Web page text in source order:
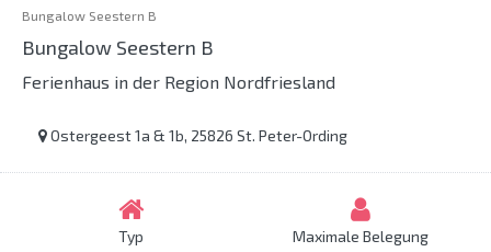
Bungalow Seestern B
Bungalow Seestern B
Ferienhaus in der Region Nordfriesland
Ostergeest 1a & 1b, 25826 St. Peter-Ording
Typ
Maximale Belegung